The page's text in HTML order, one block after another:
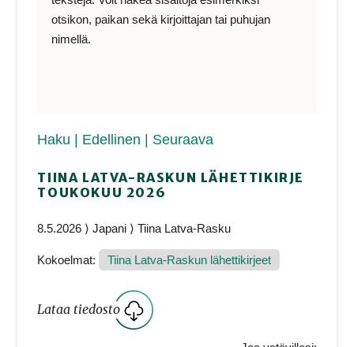
otsikon, paikan sekä kirjoittajan tai puhujan
nimellä.
Haku | Edellinen | Seuraava
TIINA LATVA-RASKUN LÄHETTIKIRJE
TOUKOKUU 2026
8.5.2026 ⟩ Japani ⟩ Tiina Latva-Rasku
Kokoelmat: Tiina Latva-Raskun lähettikirjeet
Lataa tiedosto